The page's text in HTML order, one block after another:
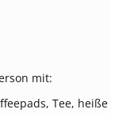
mit:
Tee, heiße